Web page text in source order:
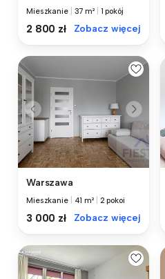
Mieszkanie 37 m² 1 pokój
2 800 zł Zobacz więcej
Warszawa
Mieszkanie 41 m² 2 pokoi
3 000 zł Zobacz więcej